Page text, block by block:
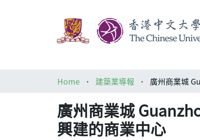
Home
建築業導報
廣州商業城
興建的商業中心